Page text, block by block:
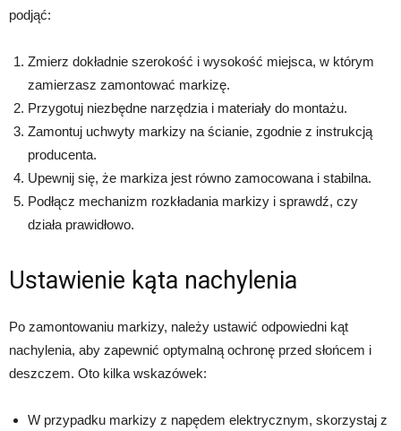
podjąć:
Zmierz dokładnie szerokość i wysokość miejsca, w którym
zamierzasz zamontować markizę.
Przygotuj niezbędne narzędzia i materiały do montażu.
Zamontuj uchwyty markizy na ścianie, zgodnie z instrukcją
producenta.
Upewnij się, że markiza jest równo zamocowana i stabilna.
Podłącz mechanizm rozkładania markizy i sprawdź, czy
działa prawidłowo.
Ustawienie kąta nachylenia
Po zamontowaniu markizy, należy ustawić odpowiedni kąt
nachylenia, aby zapewnić optymalną ochronę przed słońcem i
deszczem. Oto kilka wskazówek:
W przypadku markizy z napędem elektrycznym, skorzystaj z